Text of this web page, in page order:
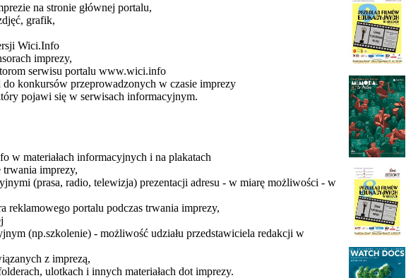
na stronie głównej portalu,
grafik,
Wici.Info
imprezy,
serwisu portalu www.wici.info
konkursów przeprowadzonych w czasie imprezy
pojawi się w serwisach informacyjnym.
w materiałach informacyjnych i na plakatach
imprezy,
(prasa, radio, telewizja) prezentacji adresu - w miarę możliwości - w
reklamowego portalu podczas trwania imprezy,
(np.szkolenie) - możliwość udziału przedstawiciela redakcji w
z imprezą,
ulotkach i innych materiałach dot imprezy.